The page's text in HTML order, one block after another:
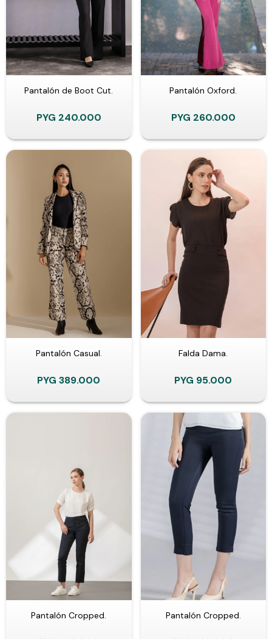
Pantalón de Boot Cut.
PYG 240.000
Pantalón Oxford.
PYG 260.000
Pantalón Casual.
PYG 389.000
Falda Dama.
PYG 95.000
Pantalón Cropped. Pantalón Cropped.